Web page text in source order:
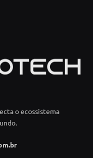
o ecossistema